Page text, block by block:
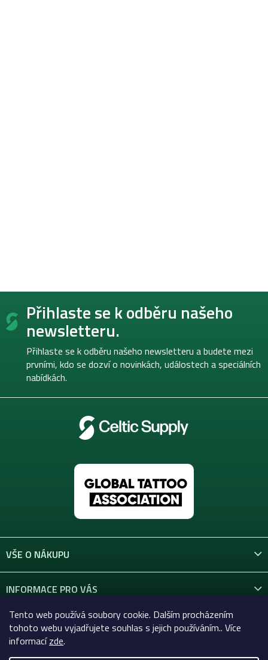
Tento web používá soubory cookie. Dalším procházením
tohoto webu vyjadřujete souhlas s jejich používáním.. Více
informacízde.
Z
Přihlaste se k odběru našeho
newsletteru.
Přihlaste se k odběru našeho newsletteru a budete mezi
prvními, kdo se dozví o novinkách, událostech a speciálních
nabídkách.
VŠE O NÁKUPU
INFORMACE PRO VÁS
KONTAKT